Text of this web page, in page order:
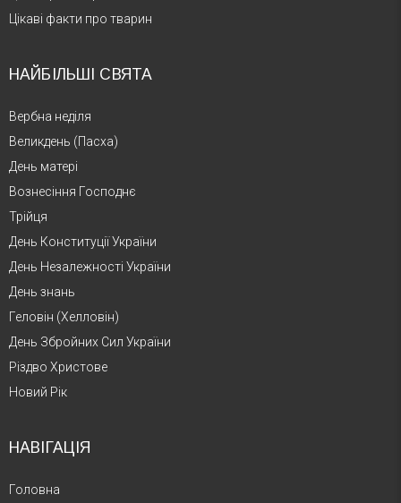
Цікаві факти про тварин
НАЙБІЛЬШІ СВЯТА
Вербна неділя
Великдень (Пасха)
День матері
Вознесіння Господнє
Трійця
День Конституції України
День Незалежності України
День знань
Геловін (Хелловін)
День Збройних Сил України
Різдво Христове
Новий Рік
НАВІГАЦІЯ
Головна